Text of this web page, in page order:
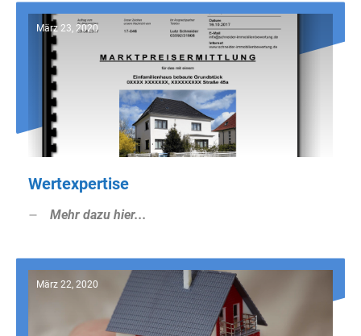
März 23, 2020
Wertexpertise
Mehr dazu hier...
März 22, 2020